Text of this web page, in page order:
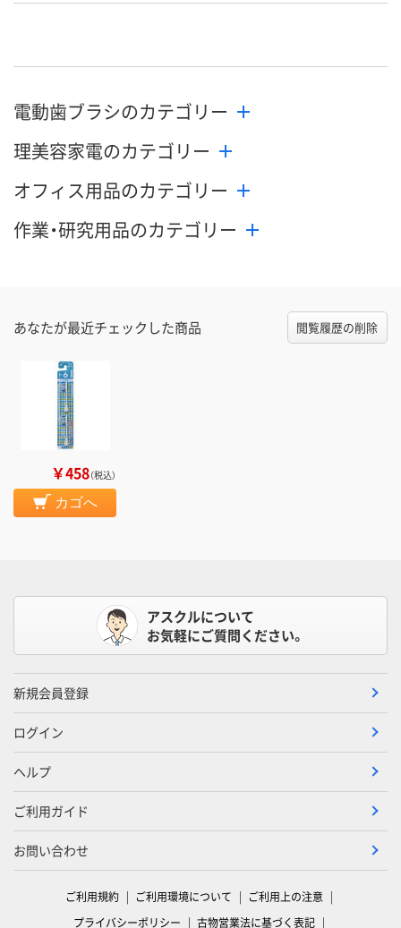
した
した
販売停止中で
電動歯ブラシのカテゴリー
理美容家電のカテゴリー
オフィス用品のカテゴリー
作業・研究用品のカテゴリー
あなたが最近チェックした商品 閲覧履歴の削除
￥458（税込）
カゴへ
アスクルについて
お気軽にご質問ください。
新規会員登録
ログイン
ヘルプ
ご利用ガイド
お問い合わせ
ご利用規約 ご利用環境について
ご利用上の注意
プライバシーポリシー
古物営業法に基づく表記